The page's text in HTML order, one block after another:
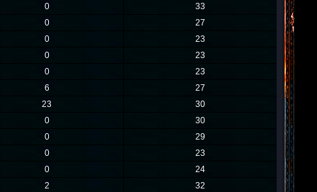
0
33
0
27
0
23
0
23
0
23
6
27
23
30
0
30
0
29
0
23
0
24
2
32